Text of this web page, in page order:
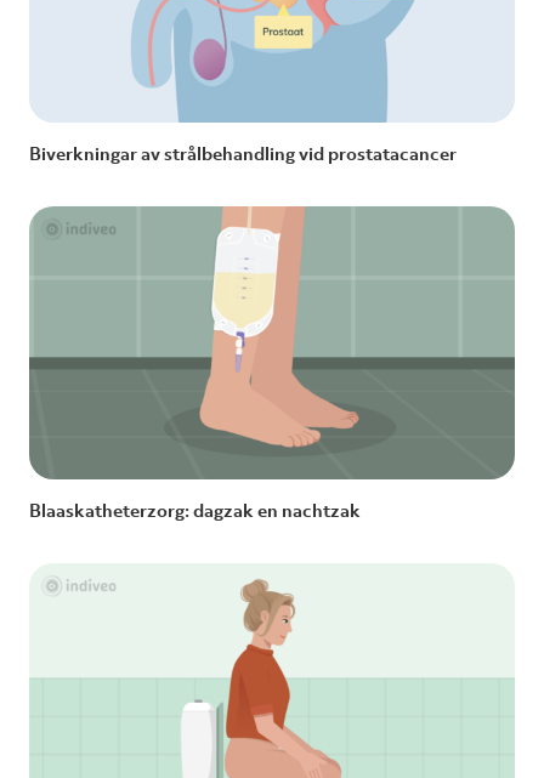
Biverkningar av strålbehandling vid prostatacancer
Blaaskatheterzorg: dagzak en nachtzak